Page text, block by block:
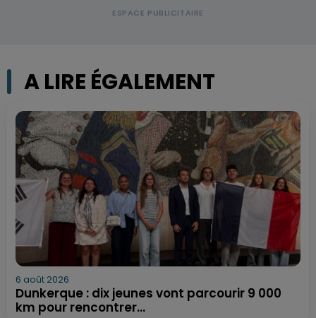
A LIRE ÉGALEMENT
6 août 2026
Dunkerque : dix jeunes vont parcourir 9 000
km pour rencontrer...